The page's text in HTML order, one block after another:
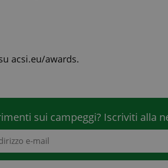
acsi.eu/awards.
sui campeggi? Iscriviti alla